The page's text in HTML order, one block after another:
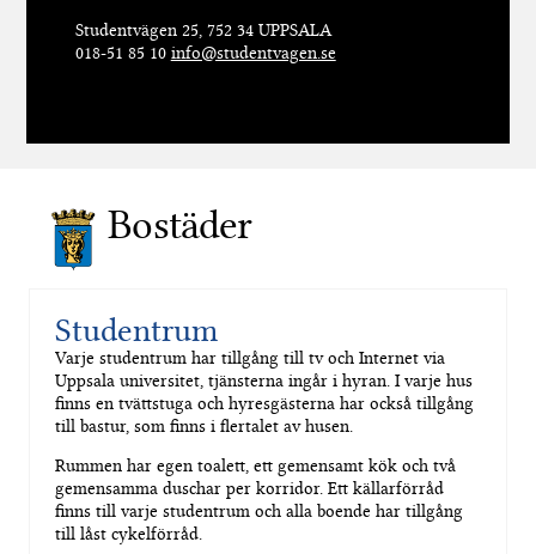
Studentvägen 25, 752 34 UPPSALA
018-51 85 10 info@studentvagen.se
Bostäder
Studentrum
Varje studentrum har tillgång till tv och Internet via
Uppsala universitet, tjänsterna ingår i hyran. I varje hus
finns en tvättstuga och hyresgästerna har också tillgång
till bastur, som finns i flertalet av husen.
Rummen har egen toalett, ett gemensamt kök och två
gemensamma duschar per korridor. Ett källarförråd
finns till varje studentrum och alla boende har tillgång
till låst cykelförråd.